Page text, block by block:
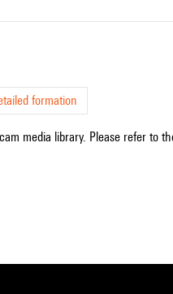
formation
media library. Please refer to